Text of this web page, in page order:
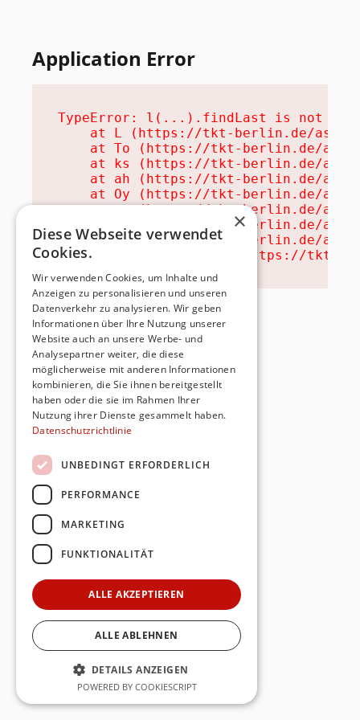
Application Error
TypeError: l(...).findLast is not a
at L (https://tkt-berlin.de/
at To (https://tkt-berlin.de/
at ks (https://tkt-berlin.de/
at ah (https://tkt-berlin.de/
at Oy (https://tkt-berlin.de/
at na (https://tkt-berlin.de/
at th (https://tkt-berlin.de/
at eh (https://tkt-berlin.de/
at MessagePort.ae (https://tkt-
×
Diese Webseite verwendet
Cookies.
Wir verwenden Cookies, um Inhalte und
Anzeigen zu personalisieren und unseren
Datenverkehr zu analysieren. Wir geben
Informationen über Ihre Nutzung unserer
Website auch an unsere Werbe- und
Analysepartner weiter, die diese
möglicherweise mit anderen Informationen
kombinieren, die Sie ihnen bereitgestellt
haben oder die sie im Rahmen Ihrer
Nutzung ihrer Dienste gesammelt haben.
Datenschutzrichtlinie
UNBEDINGT ERFORDERLICH
PERFORMANCE
MARKETING
FUNKTIONALITÄT
ALLE AKZEPTIEREN
ALLE ABLEHNEN
DETAILS ANZEIGEN
POWERED BY COOKIESCRIPT